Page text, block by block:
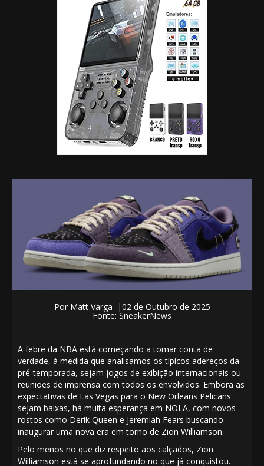
Por Matt Varga |02 de Outubro de 2025
Fonte: SneakerNews
A febre da NBA está começando a tomar conta de
verdade, à medida que analisamos os típicos adereços da
pré-temporada, sejam jogos de exibição internacionais ou
reuniões de imprensa com todos os envolvidos. Embora as
expectativas de Las Vegas para o New Orleans Pelicans
sejam baixas, há muita esperança em NOLA, com novos
rostos como Derik Queen e Jeremiah Fears buscando
inaugurar uma nova era em torno de Zion Williamson.
Pelo menos no que diz respeito aos calçados, Zion
Williamson está se aprofundando no que já conquistou.